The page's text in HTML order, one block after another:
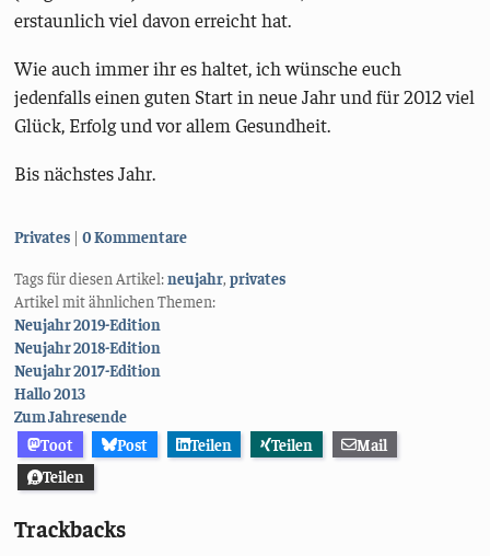
erstaunlich viel davon erreicht hat.
Wie auch immer ihr es haltet, ich wünsche euch
jedenfalls einen guten Start in neue Jahr und für 2012 viel
Glück, Erfolg und vor allem Gesundheit.
Bis nächstes Jahr.
Kategorien:
Privates 0 Kommentare
Tags für diesen Artikel:neujahr,privates
Artikel mit ähnlichen Themen:
Neujahr 2019-Edition
Neujahr 2018-Edition
Neujahr 2017-Edition
Hallo 2013
Zum Jahresende
Toot
Post Teilen Teilen
Mail
Teilen
Trackbacks